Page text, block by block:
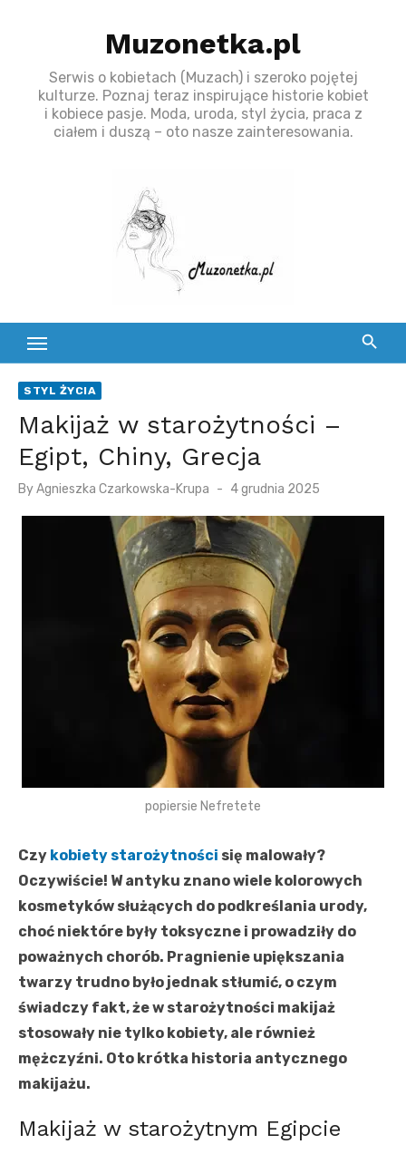
Muzonetka.pl
Serwis o kobietach (Muzach) i szeroko pojętej
kulturze. Poznaj teraz inspirujące historie kobiet
i kobiece pasje. Moda, uroda, styl życia, praca z
ciałem i duszą – oto nasze zainteresowania.
STYL ŻYCIA
Makijaż w starożytności –
Egipt, Chiny, Grecja
ByAgnieszka Czarkowska-Krupa
P
s
e
o
n
4 grudnia 2025
popiersie Nefretete
Czy kobiety starożytności się malowały?
Oczywiście! W antyku znano wiele kolorowych
kosmetyków służących do podkreślania urody,
choć niektóre były toksyczne i prowadziły do
poważnych chorób. Pragnienie upiększania
twarzy trudno było jednak stłumić, o czym
świadczy fakt, że w starożytności makijaż
stosowały nie tylko kobiety, ale również
mężczyźni. Oto krótka historia antycznego
makijażu.
Makijaż w starożytnym Egipcie